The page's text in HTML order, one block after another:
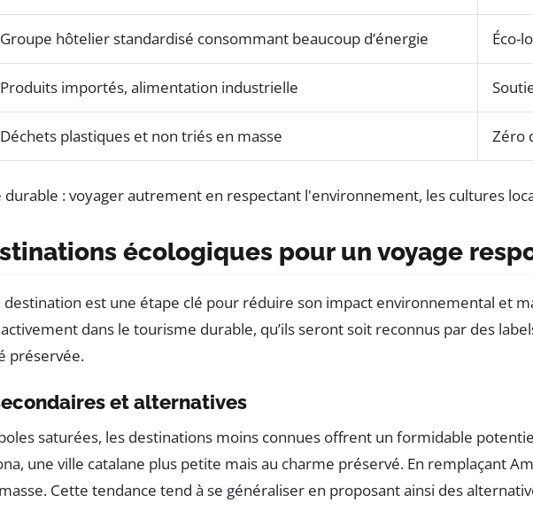
Groupe hôtelier standardisé consommant beaucoup d’énergie Éco-
Produits importés, alimentation industrielle
Déchets plastiques et non triés en masse Zéro
écologiques pour un voyage
destination est une étape clé pour réduire son impact environnemental et
activement dans le tourisme durable, qu’ils seront soit reconnus par des
préservée.
et alternatives
saturées, les destinations moins connues offrent un formidable
une ville catalane plus petite mais au charme préservé. En remplaçant
Cette tendance tend à se généraliser en proposant ainsi des